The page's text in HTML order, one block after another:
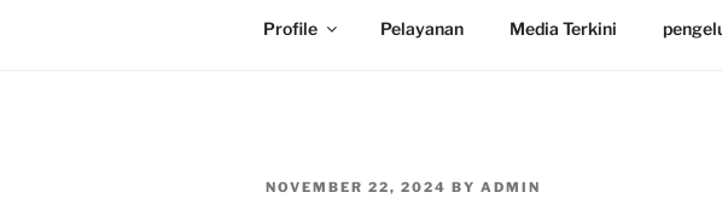
Profile Pelayanan Media Terkini
POSTED
NOVEMBER 22, 2024 BY ADMIN